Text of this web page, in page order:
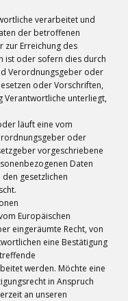
verarbeitet und
der betroffenen
zur Erreichung des
ist oder sofern dies durch
Verordnungsgeber oder
oder Vorschriften,
Verantwortliche unterliegt,
läuft eine vom
oder
vorgeschriebene
Daten
gesetzlichen
Europäischen
eingeräumte Recht, von
eine Bestätigung
werden. Möchte eine
in Anspruch
an unseren